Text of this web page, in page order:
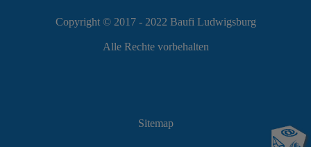
Copyright © 2017 - 2022 Baufi Ludwigsburg
Alle Rechte vorbehalten
Sitemap